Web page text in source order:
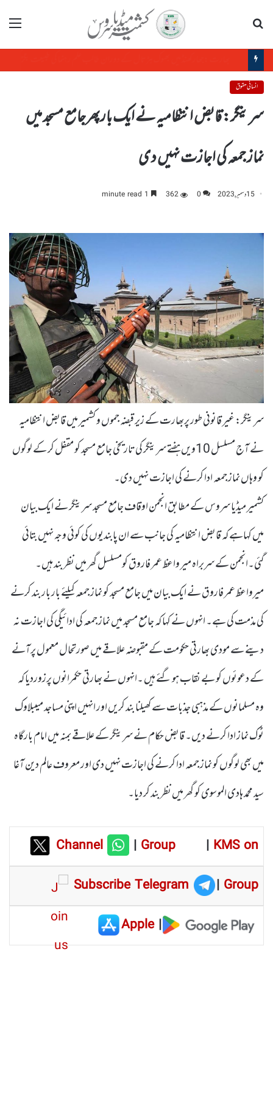
مینو
انسانی حقوق
سرینگر: قابض انتظامیہ نے ایک بارپھرجامع مسجد میں
نماز جمعہ کی اجازت نہیں دی
15 دسمبر, 2023 0
362
سرینگر: غیر قانونی طور پربھارت کے زیر قبضہ جموں و کشمیر میں قابض انتظامیہ
نے آج مسلسل 10ویں ہفتے سرینگر کی تاریخی جامع مسجد کو مقفل کر کے لوگوں
کو وہاں نماز جمعہ ادا کرنے کی اجازت نہیں دی۔
کشمیر میڈیا سروس کے مطابق انجمن اوقاف جامع مسجد سرینگر نے ایک بیان
میں کہاہے کہ قابض انتظامیہ کی جانب سے ان پابندیوں کی کوئی وجہ نہیں بتائی
گئی۔انجمن کے سربراہ میر واعظ عمر فاروق کومسلسل گھر میں نظر بند ہیں۔
میرواعظ عمر فاروق نے ایک بیان میں جامع مسجد کو نماز جمعہ کیلئے بار بار بند کرنے
کی مذمت کی ہے۔ انہوں نے کہا کہ جامع مسجد میں نماز جمعہ کی ادائیگی کی اجازت نہ
دینے سے مودی بھارتی حکومت کے مقبوضہ علاقے میں صورتحال معمول پرآنے
کے دعوئوں کو بے نقاب ہو گئے ہیں ۔انہوں نے بھارتی حکمرانوں پرزوردیا کہ
وہ مسلمانوں کے مذہبی جذبات سے کھیلنا بند کریں اور انہیں اپنی مساجد میںبلاوک
ٹوک نماز ادا کرنے دیں۔ قابض حکام نے سرینگر کے علاقے بمنہ میں امام بارگاہ
میں بھی لوگوں کو نماز جمعہ ادا کرنے کی اجازت نہیں دی اور معروف عالم دین آغا
سید محمد ہادی الموسوی کو گھر میں نظر بند کر دیا۔
Channel |Group | KMS on
Subscribe Telegram
| Group
|
Apple